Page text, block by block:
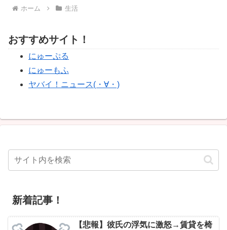
ホーム 生活
おすすめサイト！
にゅーぷる
にゅーもふ
ヤバイ！ニュース(・∀・)
新着記事！
【悲報】彼氏の浮気に激怒→賃貸を椅